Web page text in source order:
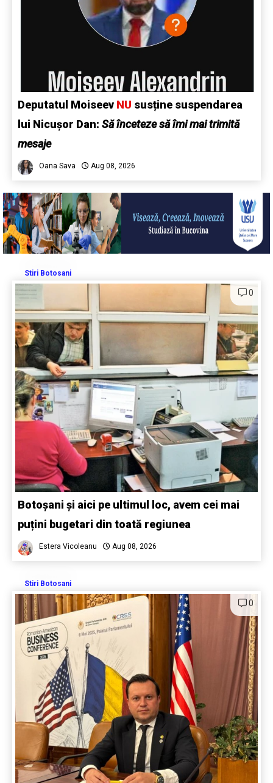
Deputatul Moiseev NU susține suspendarea
lui Nicușor Dan: Să înceteze să îmi mai trimită
mesaje
Oana Sava Aug 08, 2026
Stiri Botosani
0
Botoșani și aici pe ultimul loc, avem cei mai
puțini bugetari din toată regiunea
Estera Vicoleanu Aug 08, 2026
Stiri Botosani
0